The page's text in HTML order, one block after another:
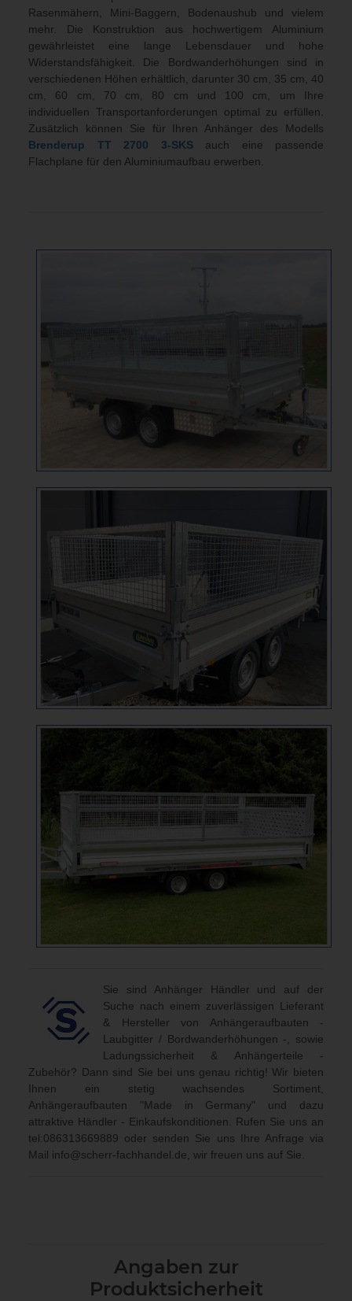
Rasenmähern, Mini-Baggern, Bodenaushub und vielem
mehr. Die Konstruktion aus hochwertigem Aluminium
gewährleistet eine lange Lebensdauer und hohe
Widerstandsfähigkeit. Die Bordwanderhöhungen sind in
verschiedenen Höhen erhältlich, darunter 30 cm, 35 cm, 40
cm, 60 cm, 70 cm, 80 cm und 100 cm, um Ihre
individuellen Transportanforderungen optimal zu erfüllen.
Zusätzlich können Sie für Ihren Anhänger des Modells
Brenderup TT 2700 3-SKS
auch eine passende
Flachplane für den Aluminiumaufbau erwerben.
Sie sind Anhänger Händler und auf der
Suche nach einem zuverlässigen Lieferant
& Hersteller von Anhängeraufbauten -
Laubgitter / Bordwanderhöhungen -, sowie
Ladungssicherheit & Anhängerteile -
Zubehör? Dann sind Sie bei uns genau richtig! Wir bieten
Ihnen ein stetig wachsendes Sortiment,
Anhängeraufbauten "Made in Germany" und dazu
attraktive Händler - Einkaufskonditionen. Rufen Sie uns an
tel:086313669889 oder senden Sie uns Ihre Anfrage via
Mail info@scherr-fachhandel.de , wir freuen uns auf Sie.
Angaben zur
Produktsicherheit